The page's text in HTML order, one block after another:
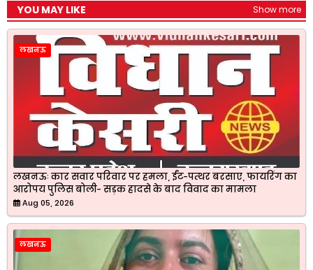
YOU MAY LIKE Show more
लखनऊ
लखनऊः कार सवार परिवार पर हमला, ईंट-पत्थर बरसाए, फायरिंग का
आरोपय पुलिस बोली- सड़क हादसे के बाद विवाद का मामला
Aug 05, 2026
लखनऊ